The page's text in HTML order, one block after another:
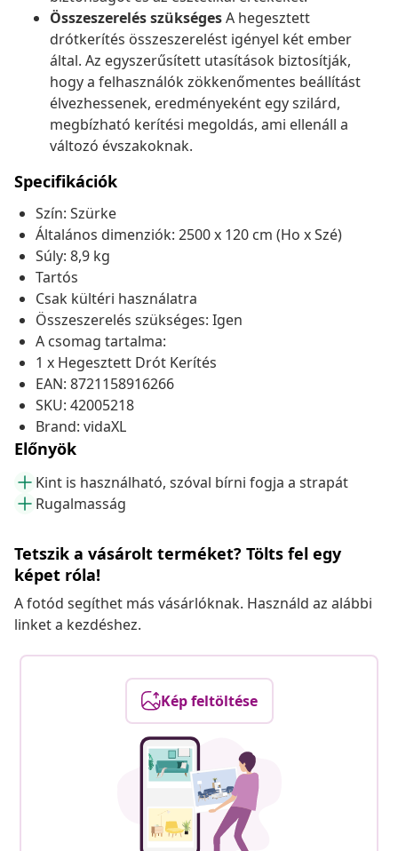
Összeszerelés szükségesA hegesztett
drótkerítés összeszerelést igényel két ember
által. Az egyszerűsített utasítások biztosítják,
hogy a felhasználók zökkenőmentes beállítást
élvezhessenek, eredményeként egy szilárd,
megbízható kerítési megoldás, ami ellenáll a
változó évszakoknak.
Specifikációk
Szín: Szürke
Általános dimenziók: 2500 x 120 cm (Ho x Szé)
Súly: 8,9 kg
Tartós
Csak kültéri használatra
Összeszerelés szükséges: Igen
A csomag tartalma:
1 x Hegesztett Drót Kerítés
EAN: 8721158916266
SKU: 42005218
Brand: vidaXL
Előnyök
Kint is használható, szóval bírni fogja a strapát
Rugalmasság
Tetszik a vásárolt terméket? Tölts fel egy
képet róla!
A fotód segíthet más vásárlóknak. Használd az alábbi
linket a kezdéshez.
Kép feltöltése